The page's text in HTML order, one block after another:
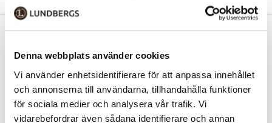
Denna webbplats använder cookies
Vi använder enhetsidentifierare för att anpassa innehållet
och annonserna till användarna, tillhandahålla funktioner
för sociala medier och analysera vår trafik. Vi
vidarebefordrar även sådana identifierare och annan
PRODUKTINFORMATION
En elegant och lättanvänd hand- och axelväska för dig som inte vill ha
en stor jobbväska. House of Nordic har designat en klassisk modell i vårt
fina OHARA-skinn. Väskan har två dragkedje-pullers och kan öppnas
helt, vilket gör att du enkelt får överblick över innehållet. På insidan
finns ett vadderat fack för 12" laptop eller iPad. En justerbar extrarem